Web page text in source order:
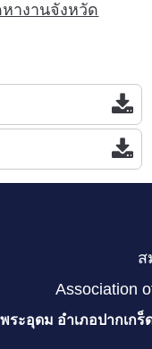
างานจังหวัด
ส
Association
ะอุดม อำเภอปากเกร็